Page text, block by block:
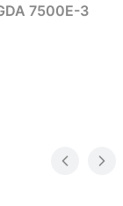
7500E-3